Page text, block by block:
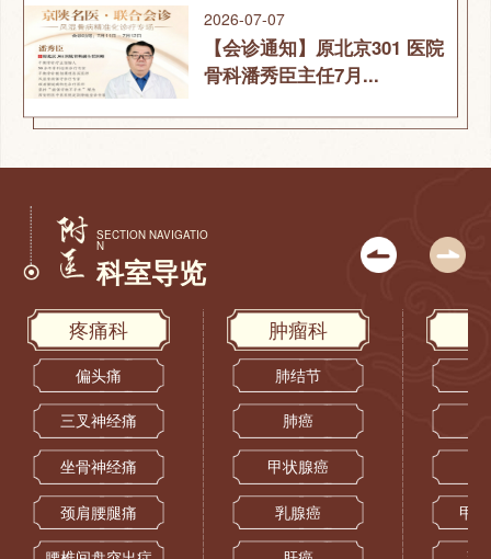
2026-07-07
【会诊通知】原北京301 医院
骨科潘秀臣主任7月...
SECTION NAVIGATIO
N
科室导览
疼痛科
偏头痛
三叉神经痛
坐骨神经痛
颈肩腰腿痛
肿瘤科
肺结节
肺癌
甲状腺癌
乳腺癌 甲